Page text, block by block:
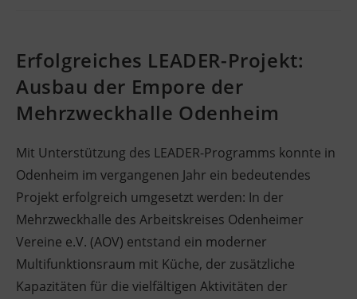
Erfolgreiches LEADER-Projekt:
Ausbau der Empore der
Mehrzweckhalle Odenheim
Mit Unterstützung des LEADER-Programms konnte in
Odenheim im vergangenen Jahr ein bedeutendes
Projekt erfolgreich umgesetzt werden: In der
Mehrzweckhalle des Arbeitskreises Odenheimer
Vereine e.V. (AOV) entstand ein moderner
Multifunktionsraum mit Küche, der zusätzliche
Kapazitäten für die vielfältigen Aktivitäten der